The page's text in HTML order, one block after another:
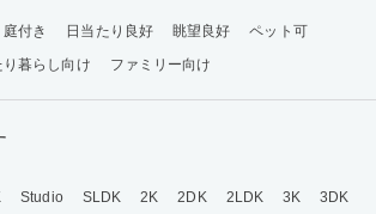
庭付き 日当たり良好 眺望良好
ペット可
り暮らし向け ファミリー向け
Studio SLDK 2K 2DK 2LDK 3K
3DK